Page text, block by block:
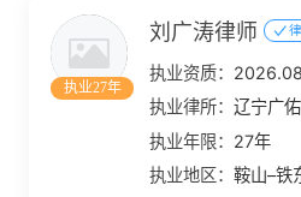
执业27年
刘广涛律师
执业资质：
执业律所：辽宁广
执业年限： 27年
执业地区：鞍山–铁